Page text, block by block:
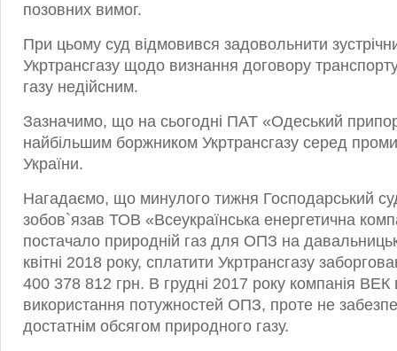
позовних вимог.
При цьому суд відмовився задовольнити
Укртрансгазу щодо визнання договору
газу недійсним.
Зазначимо, що на сьогодні ПАТ «Одеський
найбільшим боржником Укртрансгазу серед
України.
Нагадаємо, що минулого тижня Господарський
зобов`язав ТОВ «Всеукраїнська енергетична
постачало природній газ для ОПЗ на
квітні 2018 року, сплатити Укртрансгазу
400 378 812 грн. В грудні 2017 року компанія ВЕК
використання потужностей ОПЗ, проте не
достатнім обсягом природного газу.